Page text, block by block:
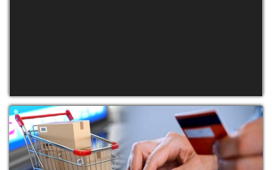
هكذا يضيّع المغرب 600 مليون درهم سنويا
بسبب "فيسبوك" و"غوغل"